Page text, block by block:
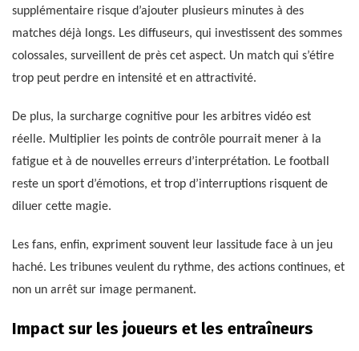
supplémentaire risque d’ajouter plusieurs minutes à des
matches déjà longs. Les diffuseurs, qui investissent des sommes
colossales, surveillent de près cet aspect. Un match qui s’étire
trop peut perdre en intensité et en attractivité.
De plus, la surcharge cognitive pour les arbitres vidéo est
réelle. Multiplier les points de contrôle pourrait mener à la
fatigue et à de nouvelles erreurs d’interprétation. Le football
reste un sport d’émotions, et trop d’interruptions risquent de
diluer cette magie.
Les fans, enfin, expriment souvent leur lassitude face à un jeu
haché. Les tribunes veulent du rythme, des actions continues, et
non un arrêt sur image permanent.
Impact sur les joueurs et les entraîneurs